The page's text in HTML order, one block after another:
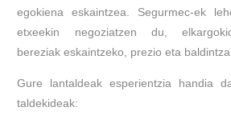
egokiena eskaintzea. Segurmec-ek
etxeekin negoziatzen du,
bereziak eskaintzeko, prezio eta
Gure lantaldeak esperientzia handia
taldekideak: